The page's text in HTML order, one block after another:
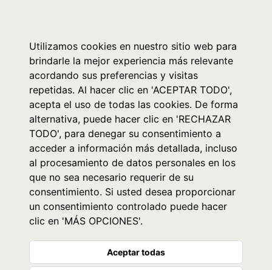
Utilizamos cookies en nuestro sitio web para
brindarle la mejor experiencia más relevante
acordando sus preferencias y visitas
repetidas. Al hacer clic en 'ACEPTAR TODO',
acepta el uso de todas las cookies. De forma
alternativa, puede hacer clic en 'RECHAZAR
TODO', para denegar su consentimiento a
acceder a información más detallada, incluso
al procesamiento de datos personales en los
que no sea necesario requerir de su
consentimiento. Si usted desea proporcionar
un consentimiento controlado puede hacer
clic en 'MÁS OPCIONES'.
Aceptar todas